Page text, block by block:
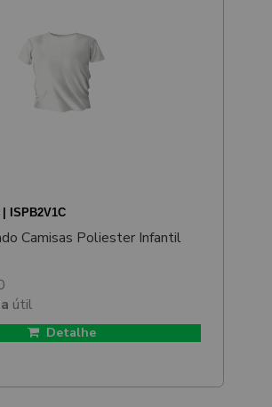
ISPB2V1C
Camisas Poliester Infantil
útil
Detalhe